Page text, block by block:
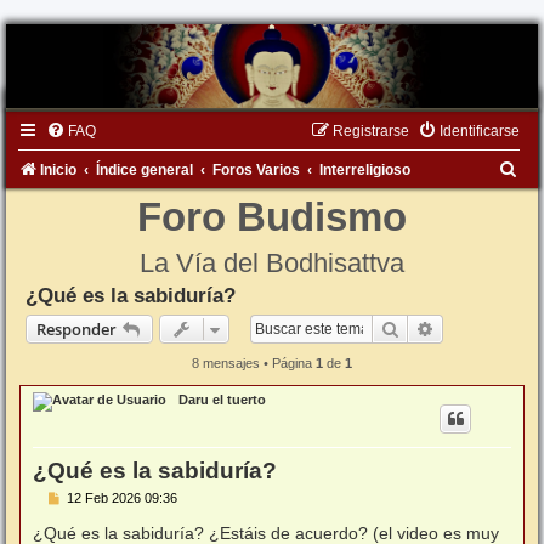
FAQ Identificarse
Registrarse
Inicio Índice general Foros Varios Interreligioso
Foro Budismo
La Vía del Bodhisattva
¿Qué es la sabiduría?
Responder
Buscar
8 mensajes • Página 1 de 1
Daru el tuerto
¿Qué es la sabiduría?
M
n
12 Feb 2026 09:36
¿Qué es la sabiduría? ¿Estáis de acuerdo? (el video es muy